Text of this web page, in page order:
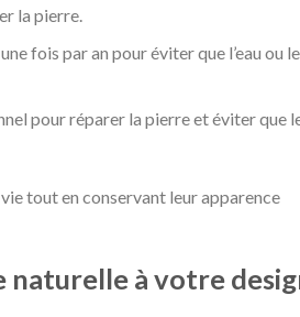
la pierre.
fois par an pour éviter que l’eau ou
pour réparer la pierre et éviter que
tout en conservant leur apparence
naturelle à votre